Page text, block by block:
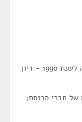
סדר היום; 1. סדרי הדיון בתקציב המדינה לשנת 1990 - דיון
של חברי הכנסת;